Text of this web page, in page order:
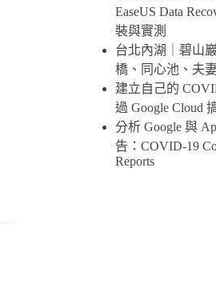
EaseUS Data
裝與實測
台北內湖｜碧山
橋、同心池、夫
建立自己的
過 Google Cloud
分析 Google 與
告：COVID-19
Reports